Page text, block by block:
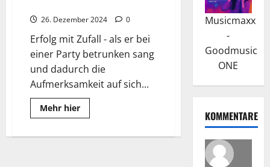
26. Dezember 2024 0
Erfolg mit Zufall - als er bei
einer Party betrunken sang
und dadurch die
Aufmerksamkeit auf sich...
Mehr hierRead
more
Grennan:
Musicmaxx
-
Goodmusic
ONE
KOMMENTARE